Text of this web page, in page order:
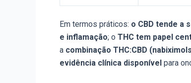
Em termos práticos: o CBD tende a
e inflamação; o THC tem papel
a combinação THC:CBD
evidência clínica disponível para